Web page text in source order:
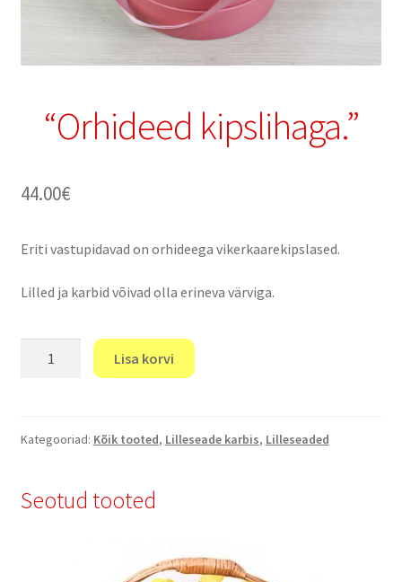
“Orhideed kipslihaga.”
44.00€
Eriti vastupidavad on orhideega vikerkaarekipslased.
Lilled ja karbid võivad olla erineva värviga.
Lisa korvi
Kategooriad: Kõik tooted, Lilleseade karbis, Lilleseaded
Seotud tooted